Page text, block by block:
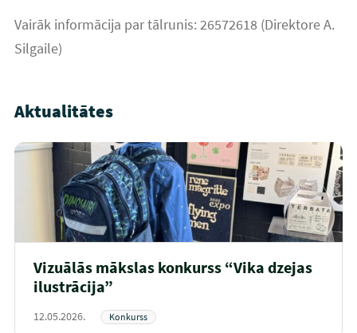
Vairāk informācija par tālrunis: 26572618 (Direktore A.
Silgaile)
Aktualitātes
Vizuālās mākslas konkurss “Vika dzejas
ilustrācija”
12.05.2026. Konkurss